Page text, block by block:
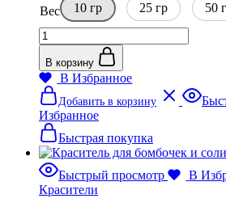
600₽
Вес 10 гр 25 гр 50
Количество
товара
Краситель
водорастворимый
Малиновый
В корзину
В Избранное
Добавить в корзину
Этот
товар
вариаций.
можно
Избранное
Быстрая покупка
Быстрый просмотр
В
Красители